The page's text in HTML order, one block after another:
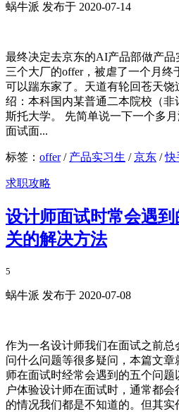
蜗牛派 发布于 2020-07-14
最终决定去京东的AI产品部做产
三个大厂的offer，被虐了一个月
可以踹东家了。天道有轮回苍天
绍：本科国内某普通二本院校（
斯托大学。 先简单说一下一个多
面试面...
标签： offer/ 产品实习生 /京东 /快
求职攻略
设计师面试时常会遇
关的解决方法
5
蜗牛派 发布于 2020-07-08
作为一名设计师我们在面试之前
问什么问题等很多疑问，本篇文
师在面试时经常会遇到的五个问题
户体验设计师在面试时，通常都
的情况我们都是不知道的。但其